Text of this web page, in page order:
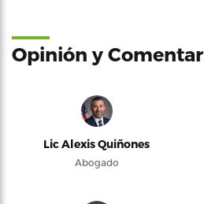
Opinión y
Lic Alexis Quiñones
Abogado